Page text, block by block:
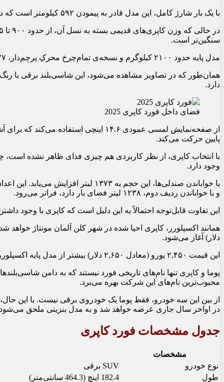
با یک بار شارژ کامل، این مدل قادر به پیمودن ۵۹۲ کیلومتر است که در مقایسه با مدل دیفرانسیل عقب، ۲۲ کیلومتر کاهش دارد.
سنگین‌تر است.
مدل پایه حدود ۲۱۰۰ کیلوگرم و نسخه‌ی تمام‌چرخ محرکِ پرچم‌دار، ۲۲۲۷ کیلوگرم وزن دارد.
دارد.
فضای داخل فورد کاپری 2025
از صفحه‌نمایش لمسی عمودی ۱۴.۶ اینچی
پایین حرکت می‌کند.
وجود دارد.
و با خواباندن ردیف دوم، ۱۲۳۸ لیتر فضای بار دارد، فراتر می‌رود.
این تفاوت قابل‌توجه احتمالاً به این دلیل است که کاپری با وجود داشتن فاصله‌ی بین
دلار) آغاز می‌شود.
این قیمت ۲,۴۵۰ یورو (معادل ۲,۶۵۰ دلار) بیشتر از مدل پایه اکسپلورر است.
محبوب‌ترین نام‌های این شرکت بهره می‌برد.
از بین این سه خودرو، فقط پوما یک خودروی برقی نیست. با این
در اواخر سال جاری عرضه خواهد شد و به مدل بنزینی ملحق
جدول مشخصات فورد کاپری
مشخصات
نوع خودرو
SUV برقی
طول
182.4 اینچ (464.3 سانتی‌متر)